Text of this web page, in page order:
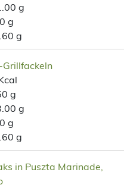
g
g
g
Grillfackeln
g
g
g
g
in Puszta Marinade,